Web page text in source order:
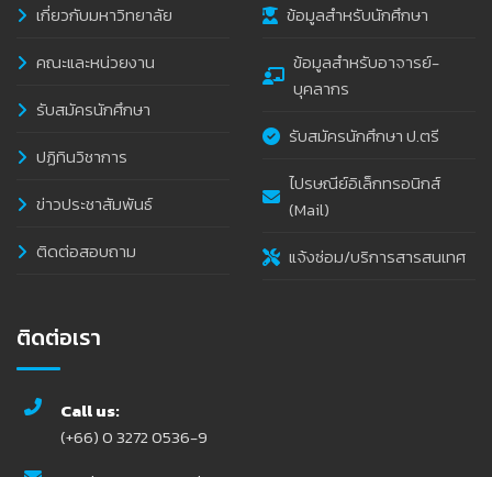
เกี่ยวกับมหาวิทยาลัย
คณะและหน่วยงาน
รับสมัครนักศึกษา
ปฏิทินวิชาการ
ข่าวประชาสัมพันธ์
ติดต่อสอบถาม
ข้อมูลสำหรับนักศึกษา
ข้อมูลสำหรับอาจารย์-
บุคลากร
รับสมัครนักศึกษา ป.ตรี
ไปรษณีย์อิเล็กทรอนิกส์
(Mail)
แจ้งซ่อม/บริการสารสนเทศ
ติดต่อเรา
Call us:
(+66) 0 3272 0536-9